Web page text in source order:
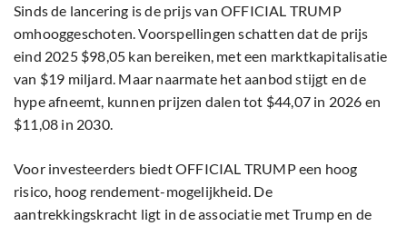
Sinds de lancering is de prijs van OFFICIAL TRUMP
omhooggeschoten. Voorspellingen schatten dat de prijs
eind 2025 $98,05 kan bereiken, met een marktkapitalisatie
van $19 miljard. Maar naarmate het aanbod stijgt en de
hype afneemt, kunnen prijzen dalen tot $44,07 in 2026 en
$11,08 in 2030.
Voor investeerders biedt OFFICIAL TRUMP een hoog
risico, hoog rendement-mogelijkheid. De
aantrekkingskracht ligt in de associatie met Trump en de